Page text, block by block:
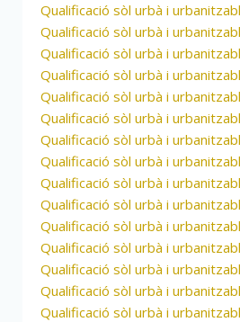
Qualificació sòl urbà i
Qualificació sòl urbà i
Qualificació sòl urbà i
Qualificació sòl urbà i
Qualificació sòl urbà i
Qualificació sòl urbà i
Qualificació sòl urbà i
Qualificació sòl urbà i
Qualificació sòl urbà i
Qualificació sòl urbà i
Qualificació sòl urbà i
Qualificació sòl urbà i
Qualificació sòl urbà i
Qualificació sòl urbà i
Qualificació sòl urbà i